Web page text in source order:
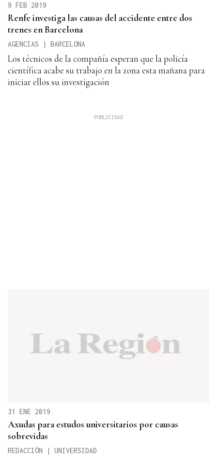
9 FEB 2019
Renfe investiga las causas del accidente entre dos
trenes en Barcelona
AGENCIAS | BARCELONA
Los técnicos de la compañía esperan que la policía
científica acabe su trabajo en la zona esta mañana para
iniciar ellos su investigación
31 ENE 2019
Axudas para estudos universitarios por causas
sobrevidas
REDACCIÓN | UNIVERSIDAD